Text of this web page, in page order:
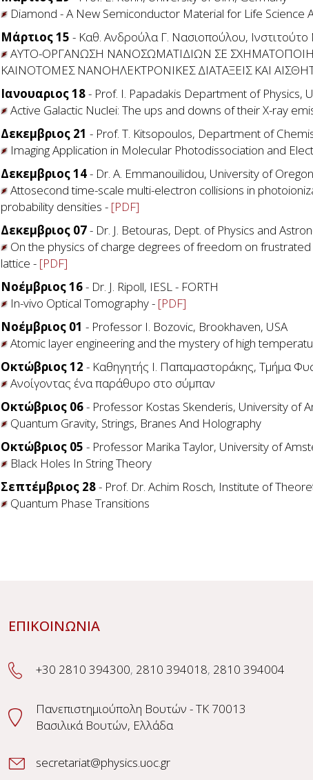
Diamond - A New Semiconductor Material for Life Science
Μάρτιος 15 - Καθ. Ανδρούλα Γ. Νασιοπούλου,
ΑΥΤΟ-ΟΡΓΑΝΩΣΗ ΝΑΝΟΣΩΜΑΤΙΔΙΩΝ ΣΕ
ΚΑΙΝΟΤΟΜΕΣ ΝΑΝΟΗΛΕΚΤΡΟΝΙΚΕΣ ΔΙΑΤΑΞΕΙΣ ΚΑΙ
Ιανουαριος 18- Prof. I. Papadakis Department of Physics,
Active Galactic Nuclei: The ups and downs of their X-ray
Δεκεμβριος 21 - Prof. T. Kitsopoulos, Department of
Imaging Application in Molecular Photodissociation and
Δεκεμβριος 14- Dr. A. Emmanouilidou, University of
Attosecond time-scale multi-electron collisions in
probability densities - [PDF]
Δεκεμβριος 07- Dr. J. Betouras, Dept. of Physics and
On the physics of charge degrees of freedom on
lattice - [PDF]
Νοέμβριος 16- Dr. J. Ripoll, IESL - FORTH
In-vivo Optical Tomography - [PDF]
Νοέμβριος 01 - Professor I. Bozovic, Brookhaven, USA
Atomic layer engineering and the mystery of high
Οκτώβριος 12 - Καθηγητής Ι. Παπαμαστοράκης, Τμήμα
Aνοίγοντας ένα παράθυρο στο σύμπαν
Οκτώβριος 06- Professor Kostas Skenderis, University of
Quantum Gravity, Strings, Branes And Holography
Οκτώβριος 05 - Professor Marika Taylor, University of
Black Holes In String Theory
Σεπτέμβριος 28- Prof. Dr. Achim Rosch, Institute of
Quantum Phase Transitions
ΕΠΙΚΟΙΝΩΝΙΑ
+30 2810 394300, 2810 394018, 2810 394004
Πανεπιστημιούπολη Βουτών - TK 70013
Βασιλικά Βουτών, Ελλάδα
secretariat@physics.uoc.gr